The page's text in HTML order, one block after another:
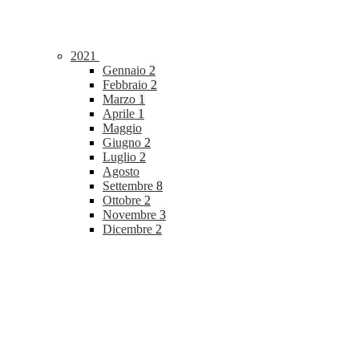
2021
Gennaio 2
Febbraio 2
Marzo 1
Aprile 1
Maggio
Giugno 2
Luglio 2
Agosto
Settembre 8
Ottobre 2
Novembre 3
Dicembre 2